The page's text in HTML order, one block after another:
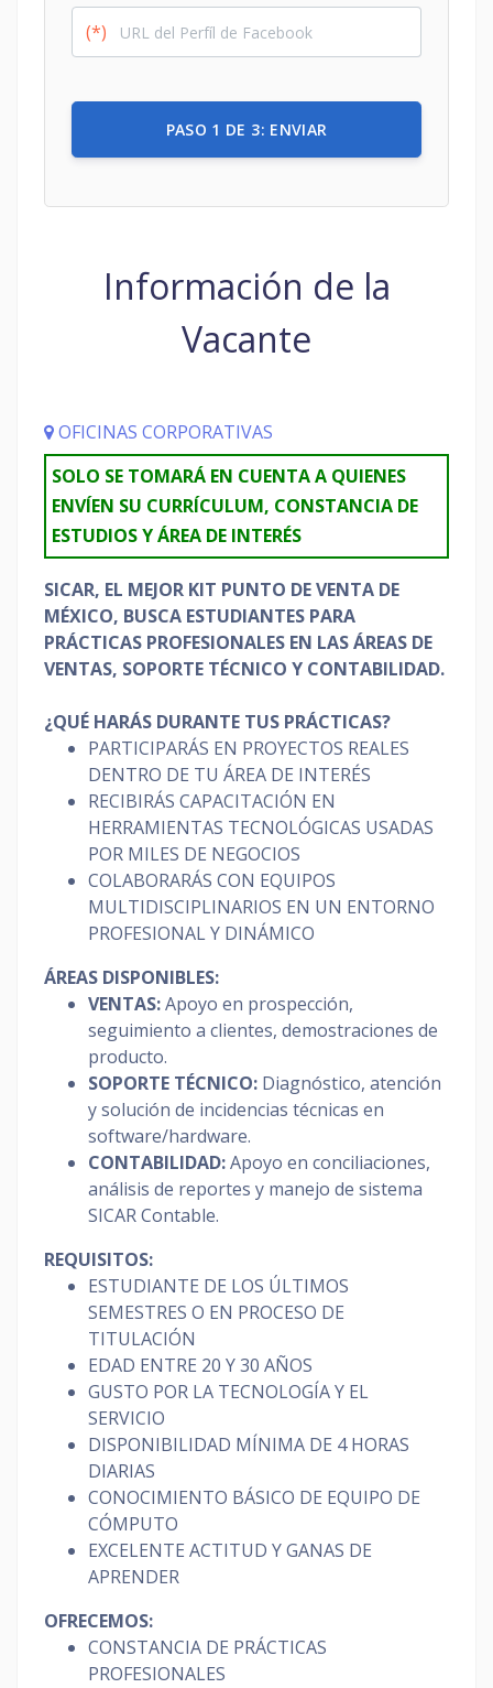
(*)
PASO 1 DE 3: ENVIAR
Información de la
Vacante
OFICINAS CORPORATIVAS
SOLO SE TOMARÁ EN CUENTA A QUIENES
ENVÍEN SU CURRÍCULUM, CONSTANCIA DE
ESTUDIOS Y ÁREA DE INTERÉS
SICAR, EL MEJOR KIT PUNTO DE VENTA DE
MÉXICO, BUSCA ESTUDIANTES PARA
PRÁCTICAS PROFESIONALES EN LAS ÁREAS DE
VENTAS, SOPORTE TÉCNICO Y CONTABILIDAD.
¿QUÉ HARÁS DURANTE TUS PRÁCTICAS?
PARTICIPARÁS EN PROYECTOS REALES
DENTRO DE TU ÁREA DE INTERÉS
RECIBIRÁS CAPACITACIÓN EN
HERRAMIENTAS TECNOLÓGICAS USADAS
POR MILES DE NEGOCIOS
COLABORARÁS CON EQUIPOS
MULTIDISCIPLINARIOS EN UN ENTORNO
PROFESIONAL Y DINÁMICO
ÁREAS DISPONIBLES:
VENTAS:Apoyo en prospección,
seguimiento a clientes, demostraciones de
producto.
SOPORTE TÉCNICO: Diagnóstico, atención
y solución de incidencias técnicas en
software/hardware.
CONTABILIDAD:Apoyo en conciliaciones,
análisis de reportes y manejo de sistema
SICAR Contable.
REQUISITOS:
ESTUDIANTE DE LOS ÚLTIMOS
SEMESTRES O EN PROCESO DE
TITULACIÓN
EDAD ENTRE 20 Y 30 AÑOS
GUSTO POR LA TECNOLOGÍA Y EL
SERVICIO
DISPONIBILIDAD MÍNIMA DE 4 HORAS
DIARIAS
CONOCIMIENTO BÁSICO DE EQUIPO DE
CÓMPUTO
EXCELENTE ACTITUD Y GANAS DE
APRENDER
OFRECEMOS:
CONSTANCIA DE PRÁCTICAS
PROFESIONALES